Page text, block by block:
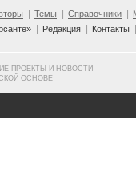
Темы Справочники
Редакция Контакты
ПРОЕКТЫ И НОВОСТИ
ОСНОВЕ